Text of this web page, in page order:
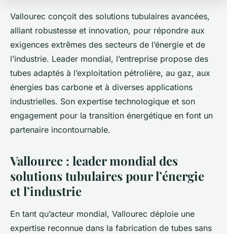
Vallourec conçoit des solutions tubulaires avancées,
alliant robustesse et innovation, pour répondre aux
exigences extrêmes des secteurs de l’énergie et de
l’industrie. Leader mondial, l’entreprise propose des
tubes adaptés à l’exploitation pétrolière, au gaz, aux
énergies bas carbone et à diverses applications
industrielles. Son expertise technologique et son
engagement pour la transition énergétique en font un
partenaire incontournable.
Vallourec : leader mondial des
solutions tubulaires pour l’énergie
et l’industrie
En tant qu’acteur mondial, Vallourec déploie une
expertise reconnue dans la fabrication de tubes sans